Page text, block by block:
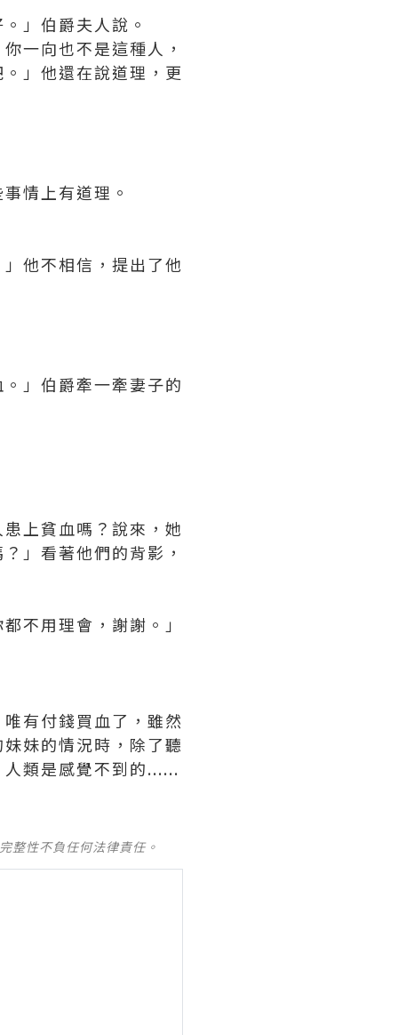
」伯爵夫人說。
一向也不是這種人，
」他還在說道理，更
情上有道理。
他不相信，提出了他
」伯爵牽一牽妻子的
上貧血嗎？說來，她
」看著他們的背影，
不用理會，謝謝。」
有付錢買血了，雖然
妹的情況時，除了聽
類是感覺不到的......
整性不負任何法律責任。